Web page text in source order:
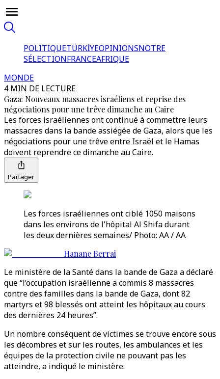
POLITIQUETÜRKİYEOPINIONSNOTRE
SÉLECTIONFRANCEAFRIQUE
MONDE
4 MIN DE LECTURE
Gaza: Nouveaux massacres israéliens et reprise des
négociations pour une trêve dimanche au Caire
Les forces israéliennes ont continué à commettre leurs
massacres dans la bande assiégée de Gaza, alors que les
négociations pour une trêve entre Israël et le Hamas
doivent reprendre ce dimanche au Caire.
Partager
Les forces israéliennes ont ciblé 1050 maisons
dans les environs de l'hôpital Al Shifa durant
les deux dernières semaines/ Photo: AA / AA
Hanane Berrai
Le ministère de la Santé dans la bande de Gaza a déclaré
que “l’occupation israélienne a commis 8 massacres
contre des familles dans la bande de Gaza, dont 82
martyrs et 98 blessés ont atteint les hôpitaux au cours
des dernières 24 heures”.
Un nombre conséquent de victimes se trouve encore sous
les décombres et sur les routes, les ambulances et les
équipes de la protection civile ne pouvant pas les
atteindre, a indiqué le ministère.